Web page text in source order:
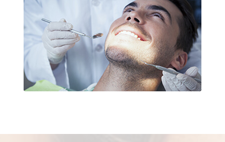
Soins des gencives La Défense